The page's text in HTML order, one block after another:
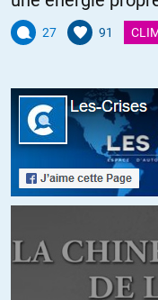
Maxim //
des manœuvres Otan.
retrouve ce serait bien de
ALERTER
_ Les médias Français
Hersh sauf pour dire qu’il
27 91